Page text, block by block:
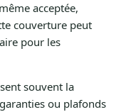
acceptée,
couverture peut
pour les
souvent la
ou plafonds